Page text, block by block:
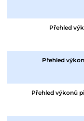
Přehled
Přehled
Přehled výkonů